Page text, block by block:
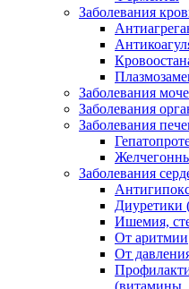
Заболевания
Заболевания
Заболевания
Заболевания
Заболевания
Диуретики
Ишемия,
От аритмии
От
(витамины,